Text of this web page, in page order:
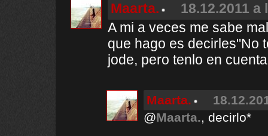
Maarta.
18.12.2011 a
A mi a veces me sabe
que hago es decirles"No
jode, pero tenlo en
Maarta.
@Maarta., decirlo*